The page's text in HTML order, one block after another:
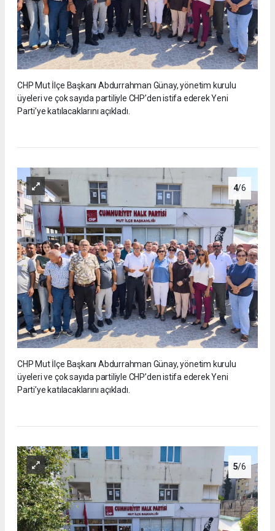
CHP Mut İlçe Başkanı Abdurrahman Günay, yönetim kurulu
üyeleri ve çok sayıda partiliyle CHP’den istifa ederek Yeni
Parti’ye katılacaklarını açıkladı.
4/6
CHP Mut İlçe Başkanı Abdurrahman Günay, yönetim kurulu
üyeleri ve çok sayıda partiliyle CHP’den istifa ederek Yeni
Parti’ye katılacaklarını açıkladı.
5/6